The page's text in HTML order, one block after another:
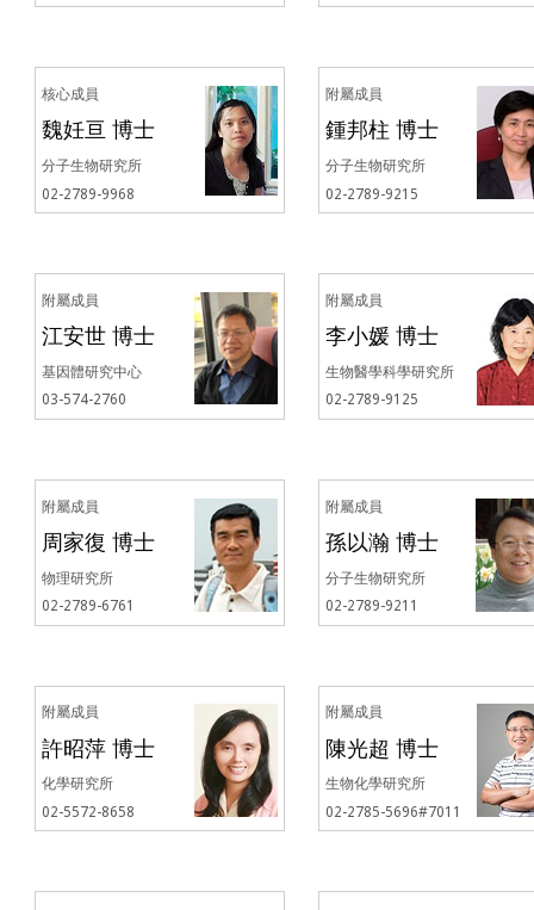
核心成員
魏妊亘 博士
分子生物研究所
02-2789-9968
附屬成員
鍾邦柱 博士
分子生物研究所
02-2789-9215
附屬成員
江安世 博士
基因體研究中心
03-574-2760
附屬成員
李小媛 博士
生物醫學科學研究所
02-2789-9125
附屬成員
周家復 博士
物理研究所
02-2789-6761
附屬成員
孫以瀚 博士
分子生物研究所
02-2789-9211
附屬成員
許昭萍 博士
化學研究所
02-5572-8658
附屬成員
陳光超 博士
生物化學研究所
02-2785-5696#7011